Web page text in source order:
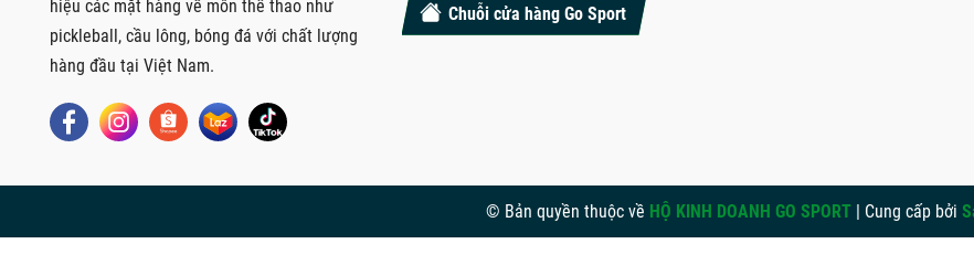
hiệu các mặt hàng về môn thể thao như
pickleball, cầu lông, bóng đá với chất lượng
hàng đầu tại Việt Nam.
Chuỗi cửa hàng Go Sport
© Bản quyền thuộc về HỘ KINH DOANH GO SPORT Cung cấp bởi